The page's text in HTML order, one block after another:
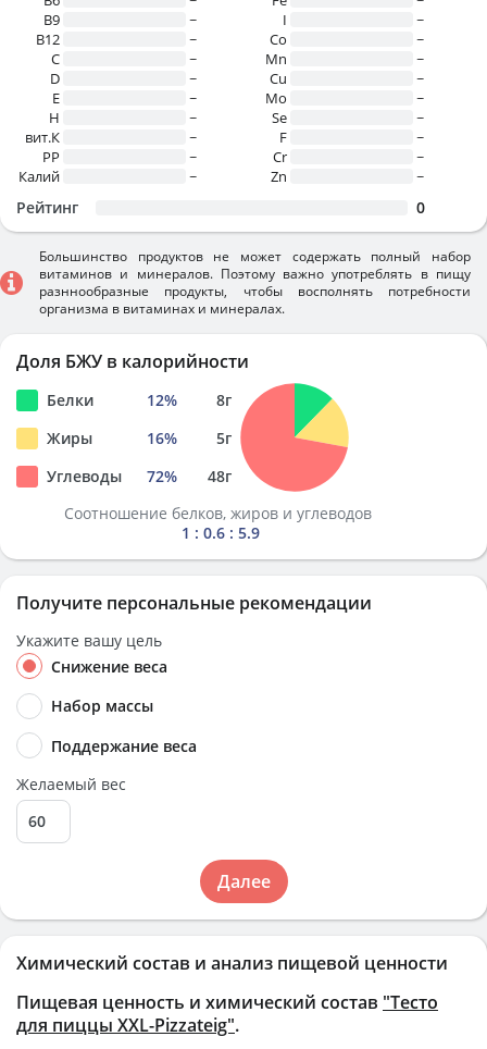
Химический состав и анализ пищевой ценности
Пищевая ценность и химический состав "Тесто
для пиццы XXL-Pizzateig".
B9
~
B12
~
C
~
D
~
E
~
H
~
вит.К
~
PP
~
Калий
~
I
~
Co
~
Mn
~
Cu
~
Mo
~
Se
~
F
~
Cr
~
Zn
~
Рейтинг 0
Большинство продуктов не может содержать полный набор
витаминов и минералов. Поэтому важно употреблять в пищу
разннообразные продукты, чтобы восполнять потребности
организма в витаминах и минералах.
Доля БЖУ в калорийности
Белки 12% 8г
Жиры
16% 5г
Углеводы
72% 48г
Соотношение белков, жиров и углеводов
1 : 0.6 : 5.9
Получите персональные рекомендации
Укажите вашу цель
Снижение веса
Набор массы
Поддержание веса
Желаемый вес
Далее